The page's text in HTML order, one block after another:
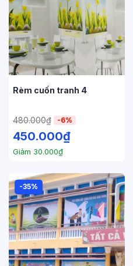
Rèm cuốn tranh 4
480.000₫ -6%
450.000₫
Giảm 30.000₫
-35%